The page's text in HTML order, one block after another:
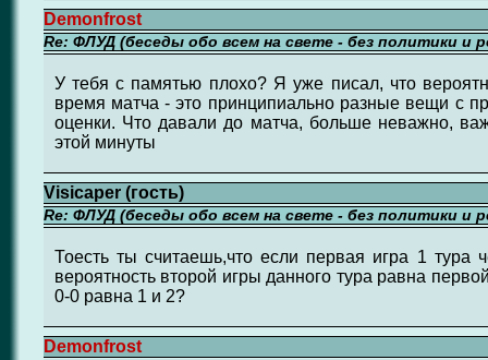
Demonfrost
Re: ФЛУД (беседы обо всем на свете - без политики и
У тебя с памятью плохо? Я уже писал, что
время матча - это принципиально разные вещи с
оценки. Что давали до матча, больше неважно,
этой минуты
Visicaper (гость)
Re: ФЛУД (беседы обо всем на свете - без политики и
Тоесть ты считаешь,что если первая игра 1 тура
вероятность второй игры данного тура равна
0-0 равна 1 и 2?
Demonfrost